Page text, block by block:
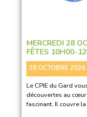
MERCREDI 28
FÊTES 10H00-
28 OCTOBRE 2026
Le CPIE du Gard
découvertes au
fascinant. Il couvre